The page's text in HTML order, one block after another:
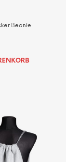
Beanie